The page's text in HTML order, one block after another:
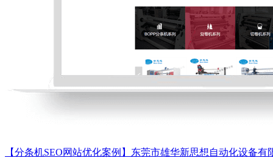
【分条机SEO网站优化案例】东莞市雄华新思想自动化设备有